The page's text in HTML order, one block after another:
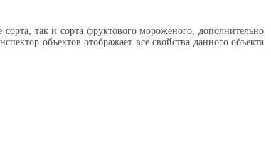
так и сорта фруктового мороженого, дополнительно
объектов отображает все свойства данного объекта